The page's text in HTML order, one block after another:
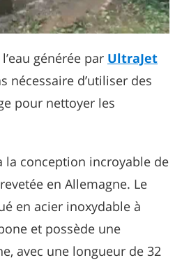
générée par UltraJet
nécessaire d’utiliser des
pour nettoyer les
la conception incroyable de
en Allemagne. Le
en acier inoxydable à
et possède une
avec une longueur de 32